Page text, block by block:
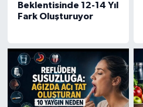
Beklentisinde 12-14 Yıl
Fark Oluşturuyor